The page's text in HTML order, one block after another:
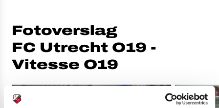
Fotoverslag
FC Utrecht O19 -
Vitesse O19